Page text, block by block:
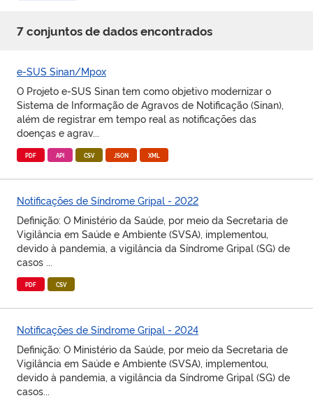
7conjuntosde dados encontrados
e-SUS Sinan/Mpox
O Projeto e-SUS Sinan tem como objetivo modernizar o
Sistema de Informação de Agravos de Notificação (Sinan),
além de registrar em tempo real as notificações das
doenças e agrav...
PDF API CSV JSON XML
Notificações de Síndrome Gripal - 2022
Definição: O Ministério da Saúde, por meio da Secretaria de
Vigilância em Saúde e Ambiente (SVSA), implementou,
devido à pandemia, a vigilância da Síndrome Gripal (SG) de
casos ...
PDF CSV
Notificações de Síndrome Gripal - 2024
Definição: O Ministério da Saúde, por meio da Secretaria de
Vigilância em Saúde e Ambiente (SVSA), implementou,
devido à pandemia, a vigilância da Síndrome Gripal (SG) de
casos...